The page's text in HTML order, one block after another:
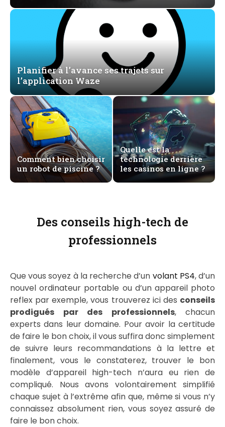
Planifier à l’avance ses trajets sur
l’application Waze
Comment bien choisir
un robot de piscine ?
Quelle est la
technologie derrière
les casinos en ligne ?
Des conseils high-tech de
professionnels
Que vous soyez à la recherche d’un volant PS4, d’un
nouvel ordinateur portable ou d’un appareil photo
reflex par exemple, vous trouverez ici des conseils
prodigués par des professionnels, chacun
experts dans leur domaine. Pour avoir la certitude
de faire le bon choix, il vous suffira donc simplement
de suivre leurs recommandations à la lettre et
finalement, vous le constaterez, trouver le bon
modèle d’appareil high-tech n’aura eu rien de
compliqué. Nous avons volontairement simplifié
chaque sujet à l’extrême afin que, même si vous n’y
connaissez absolument rien, vous soyez assuré de
faire le bon choix.